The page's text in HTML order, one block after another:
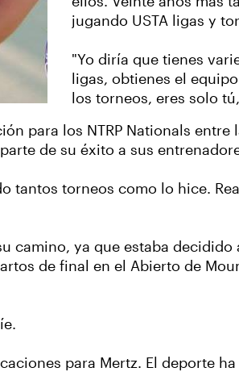
jugando USTA ligas y
"Yo diría que tienes
ligas, obtienes el
los torneos, eres solo
para los NTRP Nationals
de su éxito a sus
tantos torneos como lo hice.
camino, ya que estaba
de final en el Abierto de
para Mertz. El deporte